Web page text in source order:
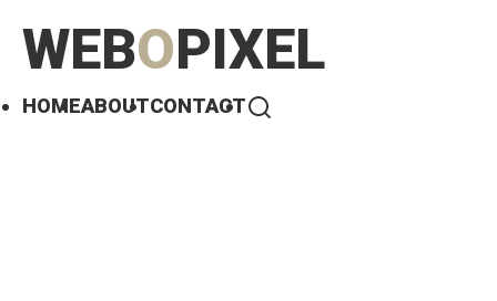
WEBOPIXEL
HOMEABOUTCONTACT